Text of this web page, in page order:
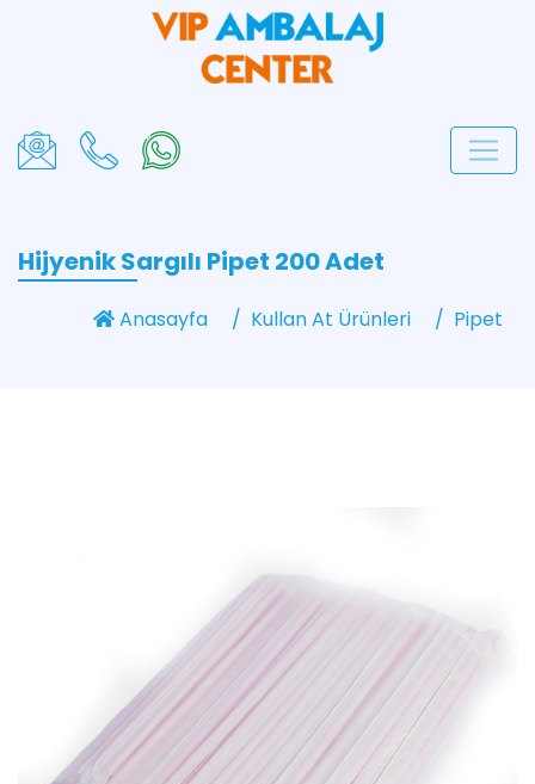
Hijyenik Sargılı Pipet 200 Adet
Anasayfa Kullan At Ürünleri Pipet
Bu Ürünü Paylaşın Teklif İsteyin